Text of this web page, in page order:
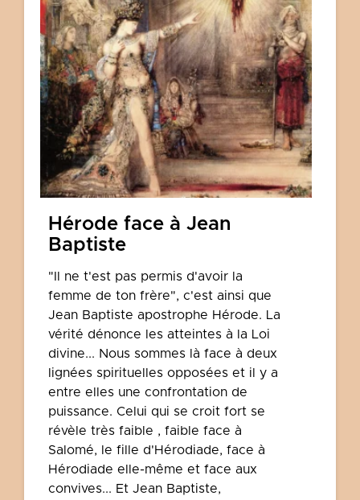
Hérode face à Jean
Baptiste
"Il ne t'est pas permis d'avoir la
femme de ton frère", c'est ainsi que
Jean Baptiste apostrophe Hérode. La
vérité dénonce les atteintes à la Loi
divine... Nous sommes là face à deux
lignées spirituelles opposées et il y a
entre elles une confrontation de
puissance. Celui qui se croit fort se
révèle très faible , faible face à
Salomé, le fille d'Hérodiade, face à
Hérodiade elle-même et face aux
convives... Et Jean Baptiste,